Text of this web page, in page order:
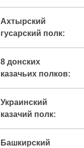
Ахтырский
гусарский полк:
8 донских
казачьих полков:
Украинский
казачий полк:
Башкирский